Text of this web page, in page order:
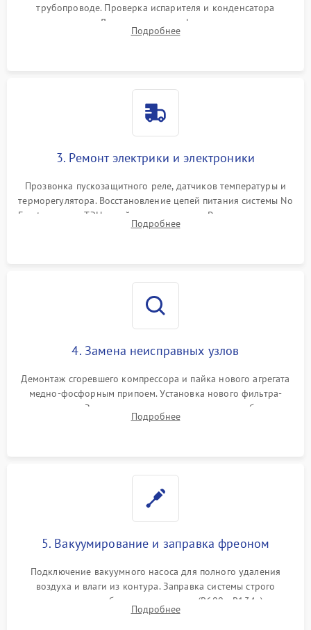
трубопроводе. Проверка испарителя и конденсатора
течеискателем. Демонтаж старого фильтра-осушителя и
продувка капиллярной трубки для устранения засоров.
Подробнее
3. Ремонт электрики и электроники
Прозвонка пускозащитного реле, датчиков температуры и
терморегулятора. Восстановление цепей питания системы No
Frost, включая ТЭН оттайки и вентилятор. Ремонт или замена
платы управления при сбоях алгоритмов.
Подробнее
4. Замена неисправных узлов
Демонтаж сгоревшего компрессора и пайка нового агрегата
медно-фосфорным припоем. Установка нового фильтра-
осушителя. Замена изношенных вентиляторов обдува,
сломанных заслонок или поврежденных дверных петель.
Подробнее
5. Вакуумирование и заправка фреоном
Подключение вакуумного насоса для полного удаления
воздуха и влаги из контура. Заправка системы строго
дозированным объемом хладагента (R600a, R134a) по
электронным весам. Контроль рабочего давления в системе.
Подробнее